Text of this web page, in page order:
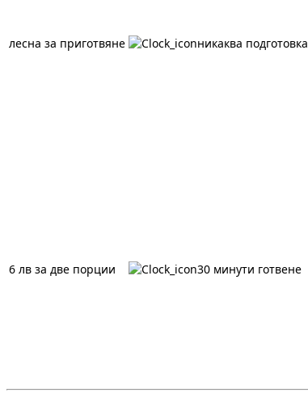
леснa за приготвяне никаква подготовка
6 лв за две порции 30 минути готвене